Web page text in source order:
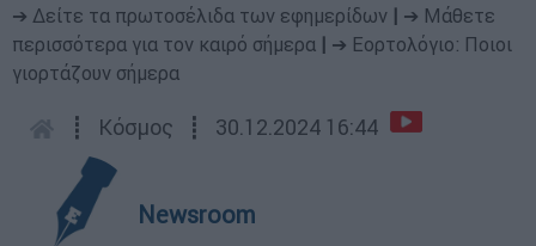
➔ Δείτε τα πρωτοσέλιδα των εφημερίδων
➔ Μάθετε
περισσότερα για τον καιρό σήμερα
➔ Εορτολόγιο: Ποιοι
γιορτάζουν σήμερα
┋ Κόσμος ┋ 30.12.2024 16:44
Newsroom